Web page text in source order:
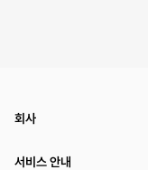
회사
서비스 안내